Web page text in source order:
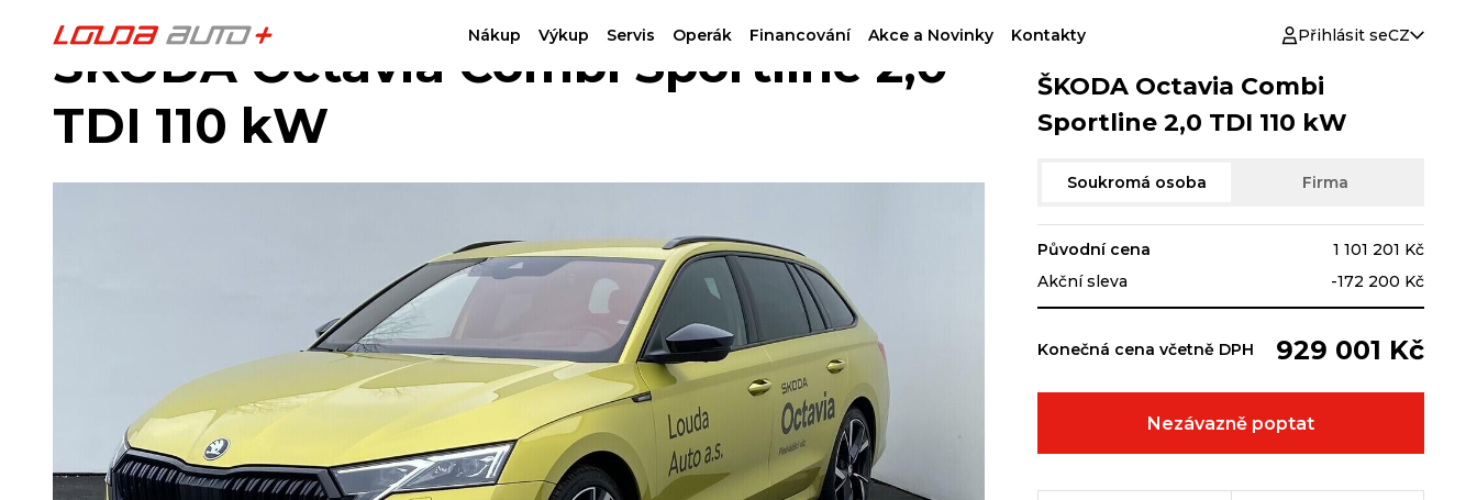
Nákup Výkup Servis Operák Financování Akce a Novinky Kontakty Přihlásit seCZ
ŠKODA Octavia Combi Sportline 2,0
TDI 110 kW
ŠKODA Octavia Combi
Sportline 2,0 TDI 110 kW
Soukromá osoba Firma
Původní cena
1 101 201 Kč
Akční sleva
-172 200 Kč
Konečná cena včetně DPH 929 001 Kč
Nezávazně poptat